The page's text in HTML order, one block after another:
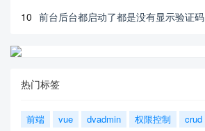
10 前台后台都启动了都是没有显示验证码
热门标签
前端 vue dvadmin 权限控制 crud